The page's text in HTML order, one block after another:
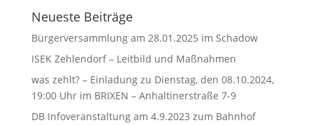
Neueste Beiträge
Bürgerversammlung am 28.01.2025 im Schadow
ISEK Zehlendorf – Leitbild und Maßnahmen
was zehlt? – Einladung zu Dienstag, den 08.10.2024,
19:00 Uhr im BRIXEN – Anhaltinerstraße 7-9
DB Infoveranstaltung am 4.9.2023 zum Bahnhof